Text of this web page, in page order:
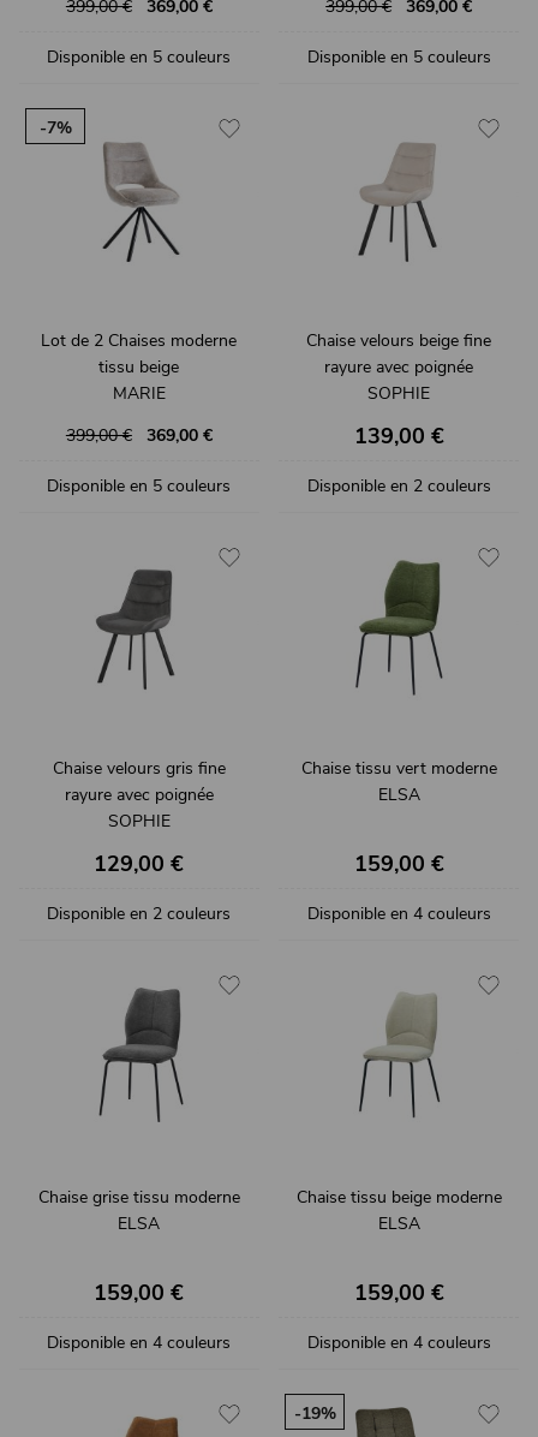
399,00 €
369,00 €
Disponible en 5 couleurs
399,00 €
369,00 €
Disponible en 5 couleurs
-7%
Lot de 2 Chaises moderne
tissu beige
MARIE
399,00 €
369,00 €
Disponible en 5 couleurs
Chaise velours beige fine
rayure avec poignée
SOPHIE
139,00 €
Disponible en 2 couleurs
Chaise velours gris fine
rayure avec poignée
SOPHIE
129,00 €
Disponible en 2 couleurs
Chaise tissu vert moderne
ELSA
159,00 €
Disponible en 4 couleurs
Chaise grise tissu moderne
ELSA
159,00 €
Disponible en 4 couleurs
Chaise tissu beige moderne
ELSA
159,00 €
Disponible en 4 couleurs
-19%